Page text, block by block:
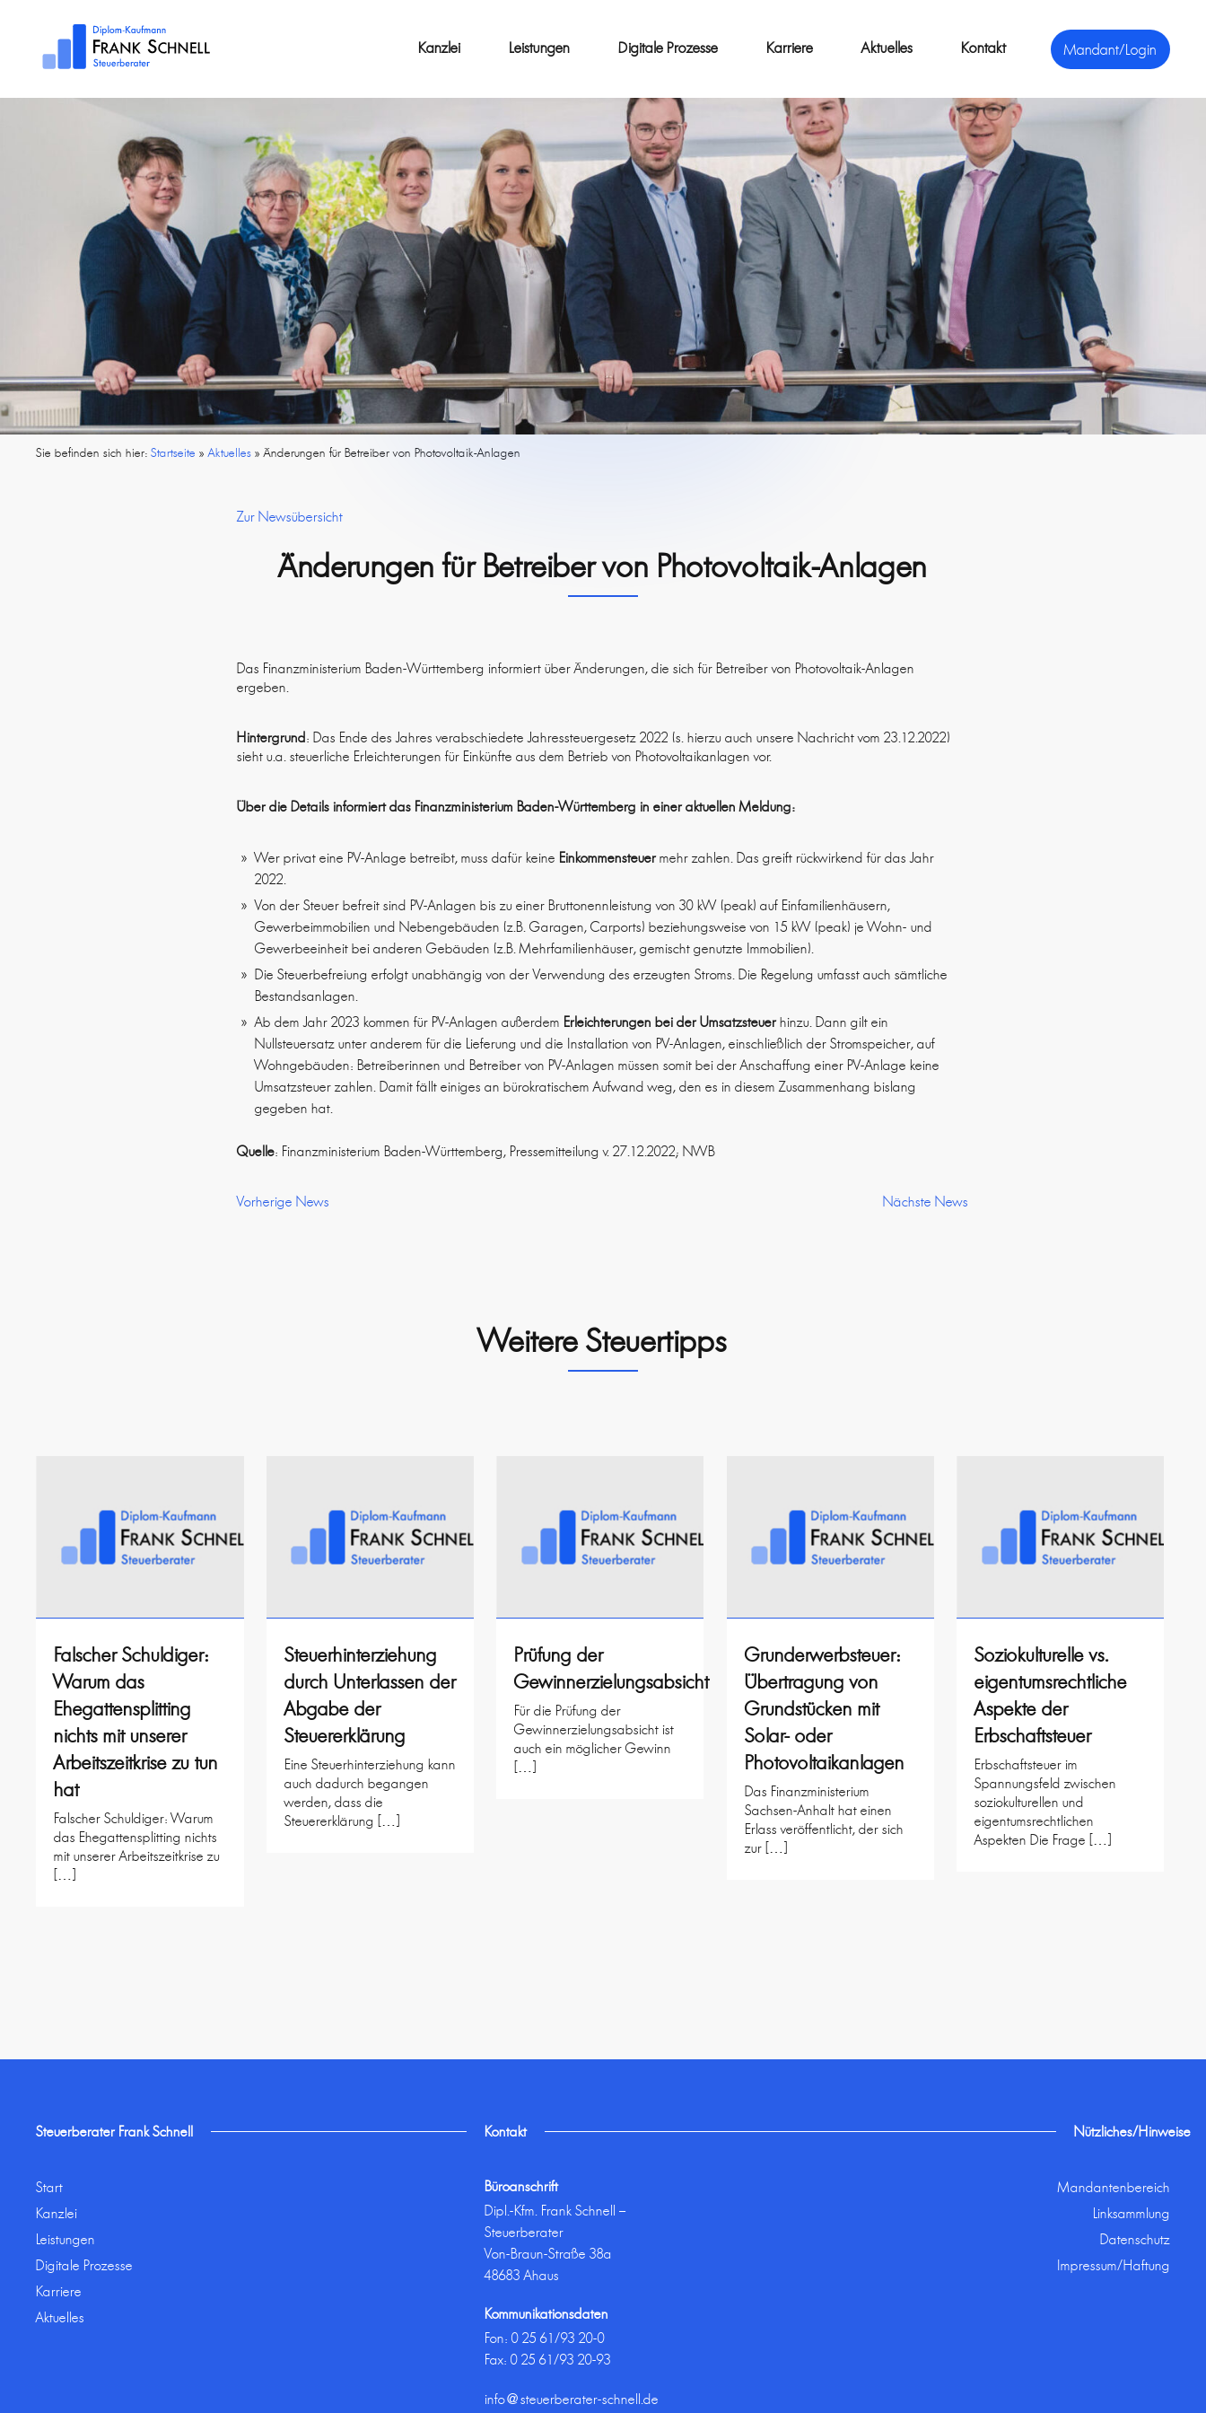
Mandant/Login
Kanzlei Leistungen Digitale Prozesse Karriere Aktuelles Kontakt
Sie befinden sich hier:Startseite »Aktuelles »Änderungen für Betreiber von Photovoltaik-Anlagen
Zur Newsübersicht
Änderungen für Betreiber von Photovoltaik-Anlagen
Das Finanzministerium Baden-Württemberg informiert über Änderungen, die sich für Betreiber von Photovoltaik-Anlagen
ergeben.
Hintergrund: Das Ende des Jahres verabschiedete Jahressteuergesetz 2022 (s. hierzu auch unsere Nachricht vom 23.12.2022)
sieht u.a. steuerliche Erleichterungen für Einkünfte aus dem Betrieb von Photovoltaikanlagen vor.
Über die Details informiert das Finanzministerium Baden-Württemberg in einer aktuellen Meldung:
Wer privat eine PV-Anlage betreibt, muss dafür keine Einkommensteuermehr zahlen. Das greift rückwirkend für das Jahr
2022.
Von der Steuer befreit sind PV-Anlagen bis zu einer Bruttonennleistung von 30 kW (peak) auf Einfamilienhäusern,
Gewerbeimmobilien und Nebengebäuden (z.B. Garagen, Carports) beziehungsweise von 15 kW (peak) je Wohn- und
Gewerbeeinheit bei anderen Gebäuden (z.B. Mehrfamilienhäuser, gemischt genutzte Immobilien).
Die Steuerbefreiung erfolgt unabhängig von der Verwendung des erzeugten Stroms. Die Regelung umfasst auch sämtliche
Bestandsanlagen.
Ab dem Jahr 2023 kommen für PV-Anlagen außerdem Erleichterungen bei der Umsatzsteuerhinzu. Dann gilt ein
Nullsteuersatz unter anderem für die Lieferung und die Installation von PV-Anlagen, einschließlich der Stromspeicher, auf
Wohngebäuden: Betreiberinnen und Betreiber von PV-Anlagen müssen somit bei der Anschaffung einer PV-Anlage keine
Umsatzsteuer zahlen. Damit fällt einiges an bürokratischem Aufwand weg, den es in diesem Zusammenhang bislang
gegeben hat.
Quelle: Finanzministerium Baden-Württemberg, Pressemitteilung v. 27.12.2022; NWB
Vorherige News Nächste News
Weitere Steuertipps
Falscher Schuldiger:
Warum das
Ehegattensplitting
nichts mit unserer
Arbeitszeitkrise zu tun
hat
Falscher Schuldiger: Warum
das Ehegattensplitting nichts
mit unserer Arbeitszeitkrise zu
[…]
Steuerhinterziehung
durch Unterlassen der
Abgabe der
Steuererklärung
Eine Steuerhinterziehung kann
auch dadurch begangen
werden, dass die
Steuererklärung […]
Prüfung der
Gewinnerzielungsabsicht
Für die Prüfung der
Gewinnerzielungsabsicht ist
auch ein möglicher Gewinn
[…]
Grunderwerbsteuer:
Übertragung von
Grundstücken mit
Solar- oder
Photovoltaikanlagen
Das Finanzministerium
Sachsen-Anhalt hat einen
Erlass veröffentlicht, der sich
zur […]
Soziokulturelle vs.
eigentumsrechtliche
Aspekte der
Erbschaftsteuer
Erbschaftsteuer im
Spannungsfeld zwischen
soziokulturellen und
eigentumsrechtlichen
Aspekten Die Frage […]
Steuerberater Frank Schnell
Start
Kanzlei
Leistungen
Digitale Prozesse
Karriere
Aktuelles
Kontakt
Büroanschrift
Dipl.-Kfm. Frank Schnell –
Steuerberater
Von-Braun-Straße 38a
48683 Ahaus
Kommunikationsdaten
Fon:0 25 61/93 20-0
Fax: 0 25 61/93 20-93
info@steuerberater-schnell.de
Nützliches/Hinweise
Mandantenbereich
Linksammlung
Datenschutz
Impressum/Haftung